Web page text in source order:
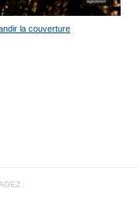
la couverture
: